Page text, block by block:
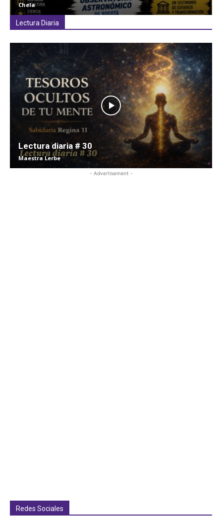
Chela
Lectura Diaria
Lectura diaria # 30
Maestra Lerbe
- Advertisement -
Redes Sociales